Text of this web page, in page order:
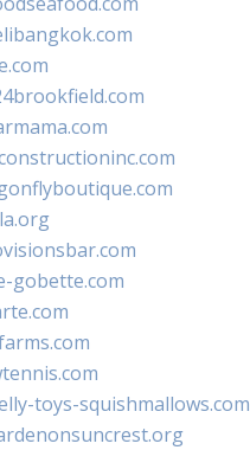
gobette.com
toys-squishmallows.com